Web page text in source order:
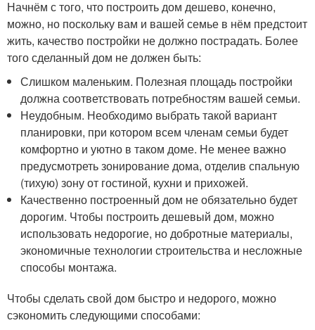
Начнём с того, что построить дом дешево, конечно,
можно, но поскольку вам и вашей семье в нём предстоит
жить, качество постройки не должно пострадать. Более
того сделанный дом не должен быть:
Слишком маленьким. Полезная площадь постройки
должна соответствовать потребностям вашей семьи.
Неудобным. Необходимо выбрать такой вариант
планировки, при котором всем членам семьи будет
комфортно и уютно в таком доме. Не менее важно
предусмотреть зонирование дома, отделив спальную
(тихую) зону от гостиной, кухни и прихожей.
Качественно построенный дом не обязательно будет
дорогим. Чтобы построить дешевый дом, можно
использовать недорогие, но добротные материалы,
экономичные технологии строительства и несложные
способы монтажа.
Чтобы сделать свой дом быстро и недорого, можно
сэкономить следующими способами: